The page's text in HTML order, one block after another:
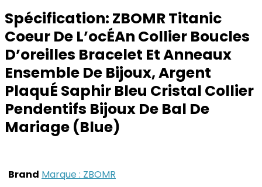
Spécification: ZBOMR Titanic
Coeur De L’ocÉAn Collier Boucles
D’oreilles Bracelet Et Anneaux
Ensemble De Bijoux, Argent
PlaquÉ Saphir Bleu Cristal Collier
Pendentifs Bijoux De Bal De
Mariage (Blue)
Brand Marque : ZBOMR